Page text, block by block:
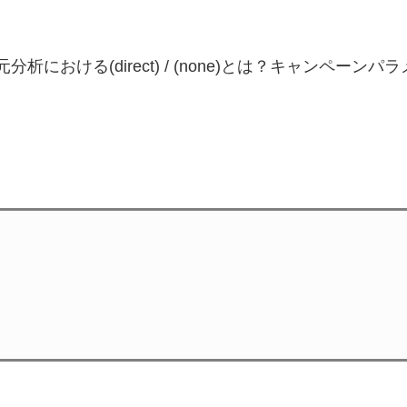
析における(direct) / (none)とは？キャンペーンパラ